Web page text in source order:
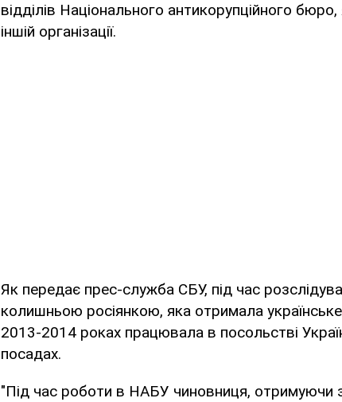
відділів Національного антикорупційного
іншій організації.
Як передає прес-служба СБУ, під час
колишньою росіянкою, яка отримала
2013-2014 роках працювала в посольстві
посадах.
"Під час роботи в НАБУ чиновниця, отримуючи